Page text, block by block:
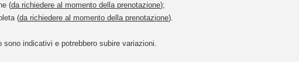
(da richiedere al momento della prenotazione);
(da richiedere al momento della prenotazione).
sono indicativi e potrebbero subire variazioni.